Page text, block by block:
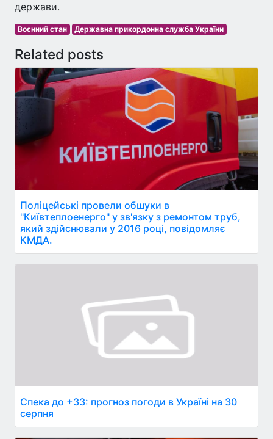
держави.
Воєнний стан Державна прикордонна служба України
Related posts
Поліцейські провели обшуки в
"Київтеплоенерго" у зв'язку з ремонтом труб,
який здійснювали у 2016 році, повідомляє
КМДА.
Спека до +33: прогноз погоди в Україні на 30
серпня